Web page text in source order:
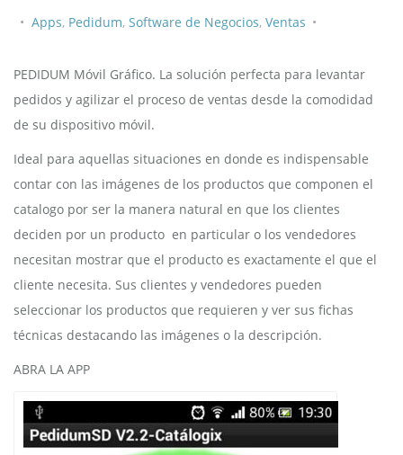
Apps, Pedidum, Software de Negocios, Ventas
PEDIDUM Móvil Gráfico. La solución perfecta para levantar
pedidos y agilizar el proceso de ventas desde la comodidad
de su dispositivo móvil.
Ideal para aquellas situaciones en donde es indispensable
contar con las imágenes de los productos que componen el
catalogo por ser la manera natural en que los clientes
deciden por un producto en particular o los vendedores
necesitan mostrar que el producto es exactamente el que el
cliente necesita. Sus clientes y vendedores pueden
seleccionar los productos que requieren y ver sus fichas
técnicas destacando las imágenes o la descripción.
ABRA LA APP